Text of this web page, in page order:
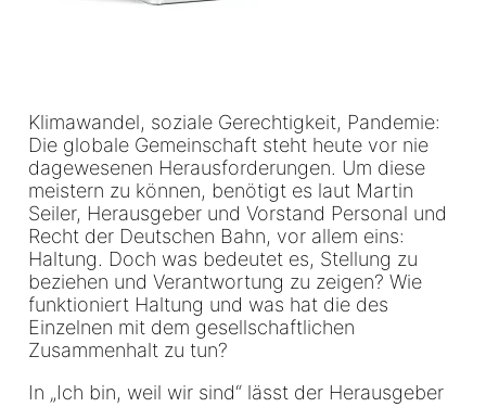
Klimawandel, soziale Gerechtigkeit, Pandemie:
Die globale Gemeinschaft steht heute vor nie
dagewesenen Herausforderungen. Um diese
meistern zu können, benötigt es laut Martin
Seiler, Herausgeber und Vorstand Personal und
Recht der Deutschen Bahn, vor allem eins:
Haltung. Doch was bedeutet es, Stellung zu
beziehen und Verantwortung zu zeigen? Wie
funktioniert Haltung und was hat die des
Einzelnen mit dem gesellschaftlichen
Zusammenhalt zu tun?
In „Ich bin, weil wir sind“ lässt der Herausgeber